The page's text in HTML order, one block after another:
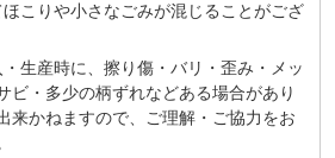
こりや⼩さなごみが混じることがござ
⽣産時に、擦り傷・バリ・歪み・メッ
ビ・多少の柄ずれなどある場合があり
来かねますので、ご理解・ご協⼒をお